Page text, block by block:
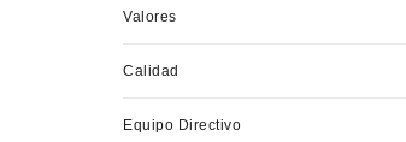
Valores
Calidad
Equipo Directivo